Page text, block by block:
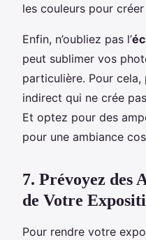
les couleurs pour
Enfin, n’oubliez pas l’
peut sublimer vos
particulière. Pour
indirect qui ne crée
Et optez pour des
pour une ambiance
7. Prévoyez des
de Votre
Pour rendre votre